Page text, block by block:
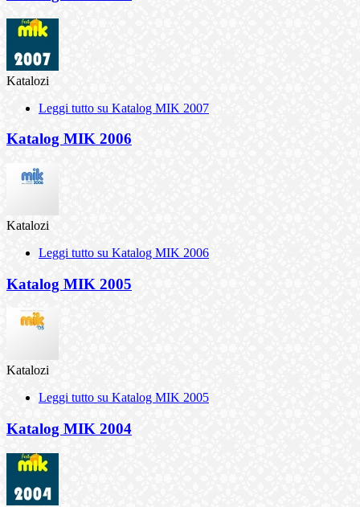
Katalozi
Leggi tutto su Katalog MIK 2007
Katalog MIK 2006
Katalozi
Leggi tutto su Katalog MIK 2006
Katalog MIK 2005
Katalozi
Leggi tutto su Katalog MIK 2005
Katalog MIK 2004